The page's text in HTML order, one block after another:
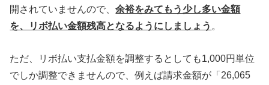
開されていませんので、余裕をみてもう少し多い金額
を、リボ払い金額残高となるようにしましょう 。
ただ、リボ払い支払金額を調整するとしても1,000円単位
でしか調整できませんので、例えば請求金額が「26,065